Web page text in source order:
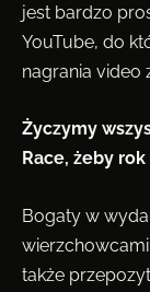
jest bardzo
YouTube, do
nagrania video
Życzymy
Race, żeby
Bogaty w
także